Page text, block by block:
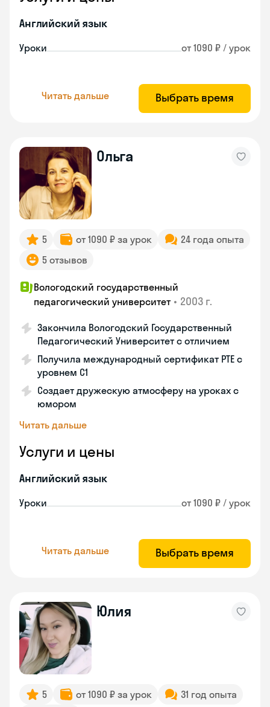
Английский язык
Уроки от 1090 ₽ / урок
Читать дальше Выбрать время
Ольга
5 от 1090 ₽ за урок
24 года опыта
5 отзывов
Вологодский государственный
педагогический университет • 2003 г.
Закончила Вологодский Государственный
Педагогический Университет с отличием
Получила международный сертификат PTE с
уровнем C1
Создает дружескую атмосферу на уроках с
юмором
Читать дальше
Услуги и цены
Английский язык
Уроки от 1090 ₽ / урок
Читать дальше Выбрать время
Юлия
5 от 1090 ₽ за урок
31 год опыта